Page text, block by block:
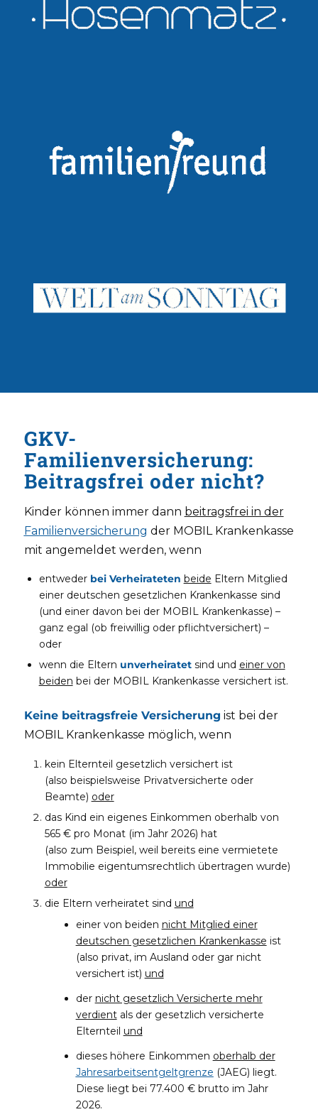
GKV-
Familienversicherung:
Beitragsfrei oder nicht?
Kinder können immer dann beitragsfrei in der
Familienversicherung der MOBIL Krankenkasse
mit angemeldet werden, wenn
entweder bei Verheirateten beide Eltern Mitglied
einer deutschen gesetzlichen Krankenkasse sind
(und einer davon bei der MOBIL Krankenkasse) –
ganz egal (ob freiwillig oder pflichtversichert) –
oder
wenn die Eltern unverheiratetsind und einer von
beiden bei der MOBIL Krankenkasse versichert ist.
Keine beitragsfreie Versicherung ist bei der
MOBIL Krankenkasse möglich, wenn
kein Elternteil gesetzlich versichert ist
(also beispielsweise Privatversicherte oder
Beamte) oder
das Kind ein eigenes Einkommen oberhalb von
565 € pro Monat (im Jahr 2026) hat
(also zum Beispiel, weil bereits eine vermietete
Immobilie eigentumsrechtlich übertragen wurde)
oder
die Eltern verheiratet sind und
einer von beiden nicht Mitglied einer
deutschen gesetzlichen Krankenkasse ist
(also privat, im Ausland oder gar nicht
versichert ist) und
der nicht gesetzlich Versicherte mehr
verdientals der gesetzlich versicherte
Elternteil und
dieses höhere Einkommen oberhalb der
Jahresarbeitsentgeltgrenze (JAEG) liegt.
Diese liegt bei 77.400 € brutto im Jahr
2026.